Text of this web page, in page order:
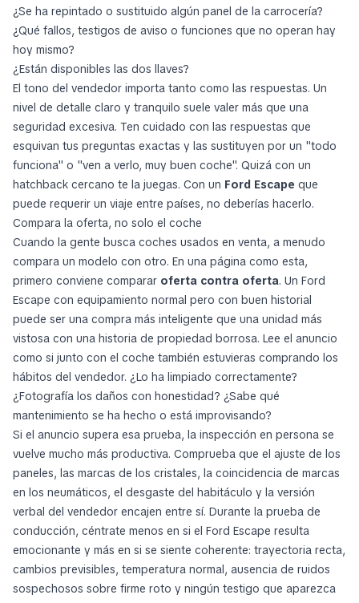
¿Se ha repintado o sustituido algún panel de la carrocería?
¿Qué fallos, testigos de aviso o funciones que no operan hay
hoy mismo?
¿Están disponibles las dos llaves?
El tono del vendedor importa tanto como las respuestas. Un
nivel de detalle claro y tranquilo suele valer más que una
seguridad excesiva. Ten cuidado con las respuestas que
esquivan tus preguntas exactas y las sustituyen por un "todo
funciona" o "ven a verlo, muy buen coche". Quizá con un
hatchback cercano te la juegas. Con un Ford Escape que
puede requerir un viaje entre países, no deberías hacerlo.
Compara la oferta, no solo el coche
Cuando la gente busca coches usados en venta, a menudo
compara un modelo con otro. En una página como esta,
primero conviene comparar oferta contra oferta. Un Ford
Escape con equipamiento normal pero con buen historial
puede ser una compra más inteligente que una unidad más
vistosa con una historia de propiedad borrosa. Lee el anuncio
como si junto con el coche también estuvieras comprando los
hábitos del vendedor. ¿Lo ha limpiado correctamente?
¿Fotografía los daños con honestidad? ¿Sabe qué
mantenimiento se ha hecho o está improvisando?
Si el anuncio supera esa prueba, la inspección en persona se
vuelve mucho más productiva. Comprueba que el ajuste de los
paneles, las marcas de los cristales, la coincidencia de marcas
en los neumáticos, el desgaste del habitáculo y la versión
verbal del vendedor encajen entre sí. Durante la prueba de
conducción, céntrate menos en si el Ford Escape resulta
emocionante y más en si se siente coherente: trayectoria recta,
cambios previsibles, temperatura normal, ausencia de ruidos
sospechosos sobre firme roto y ningún testigo que aparezca